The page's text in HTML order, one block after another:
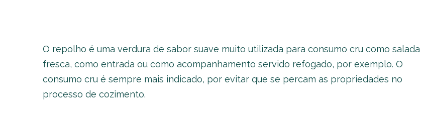
O repolho é uma verdura de sabor suave muito utilizada para consumo cru como salada
fresca, como entrada ou como acompanhamento servido refogado, por exemplo. O
consumo cru é sempre mais indicado, por evitar que se percam as propriedades no
processo de cozimento.